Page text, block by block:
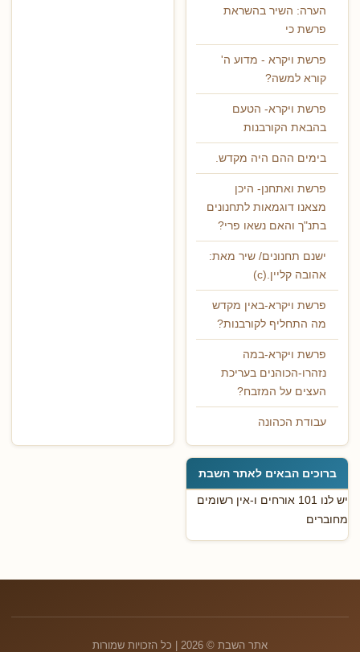
הערה: השיר בהשראת
פרשת כי
פרשת ויקרא - מדוע ה'
קורא למשה?
פרשת ויקרא- הטעם
בהבאת הקורבנות
בימים ההם היה מקדש.
פרשת ואתחנן- היכן
מצאנו דוגמאות לתחנונים
בתנ"ך והאם נשאו פרי?
ישנם תחנונים/ שיר מאת:
אהובה קליין.(c)
פרשת ויקרא-באין מקדש
מה התחליף לקורבנות?
פרשת ויקרא-במה
נזהרו-הכוהנים בעריכת
העצים על המזבח?
עבודת הכהונה
ברוכים הבאים לאתר השבת
יש לנו 101 אורחים ו-אין רשומים
מחוברים
אתר השבת © 2026 | כל הזכויות שמורות